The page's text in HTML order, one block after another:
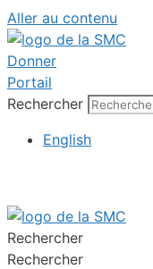
Aller au contenu
Donner
Portail
Rechercher
English
Rechercher
Rechercher